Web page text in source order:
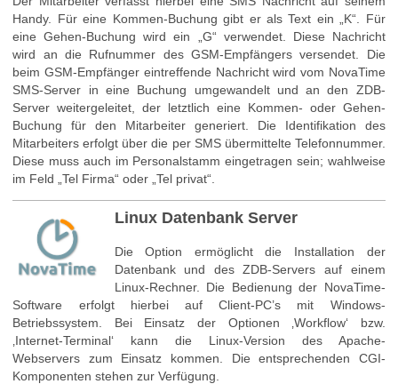
Handy. Für eine Kommen-Buchung gibt er als Text ein „K“. Für
eine Gehen-Buchung wird ein „G“ verwendet. Diese Nachricht
wird an die Rufnummer des GSM-Empfängers versendet. Die
beim GSM-Empfänger eintreffende Nachricht wird vom NovaTime
SMS-Server in eine Buchung umgewandelt und an den ZDB-
Server weitergeleitet, der letztlich eine Kommen- oder Gehen-
Buchung für den Mitarbeiter generiert. Die Identifikation des
Mitarbeiters erfolgt über die per SMS übermittelte Telefonnummer.
Diese muss auch im Personalstamm eingetragen sein; wahlweise
im Feld „Tel Firma“ oder „Tel privat“.
Linux Datenbank Server
Die Option ermöglicht die Installation der
Datenbank und des ZDB-Servers auf einem
Linux-Rechner. Die Bedienung der NovaTime-
Software erfolgt hierbei auf Client-PC’s mit Windows-
Betriebssystem. Bei Einsatz der Optionen ‚Workflow‘ bzw.
‚Internet-Terminal‘ kann die Linux-Version des Apache-
Webservers zum Einsatz kommen. Die entsprechenden CGI-
Komponenten stehen zur Verfügung.